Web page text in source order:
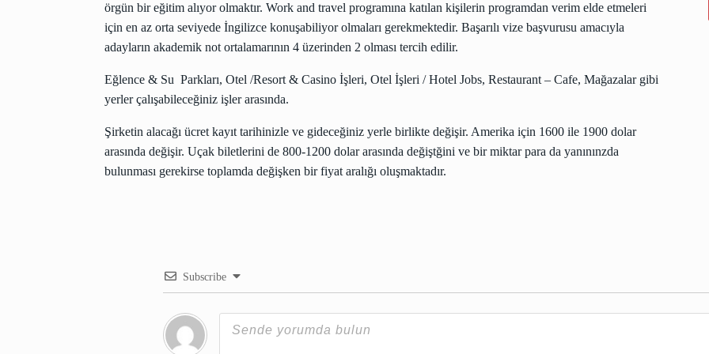
örgün bir eğitim alıyor olmaktır. Work and travel programına katılan kişilerin programdan verim elde etmeleri
için en az orta seviyede İngilizce konuşabiliyor olmaları gerekmektedir. Başarılı vize başvurusu amacıyla
adayların akademik not ortalamarının 4 üzerinden 2 olması tercih edilir.
Eğlence & Su Parkları, Otel /Resort & Casino İşleri, Otel İşleri / Hotel Jobs, Restaurant – Cafe, Mağazalar gibi
yerler çalışabileceğiniz işler arasında.
Şirketin alacağı ücret kayıt tarihinizle ve gideceğiniz yerle birlikte değişir. Amerika için 1600 ile 1900 dolar
arasında değişir. Uçak biletlerini de 800-1200 dolar arasında değiştğini ve bir miktar para da yanınınzda
bulunması gerekirse toplamda değişken bir fiyat aralığı oluşmaktadır.
Subscribe